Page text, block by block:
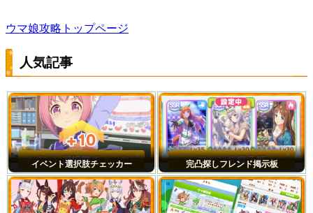
ウマ娘攻略トップページ
人気記事
イベント選択肢チェッカー 完凸探しフレンド掲示板